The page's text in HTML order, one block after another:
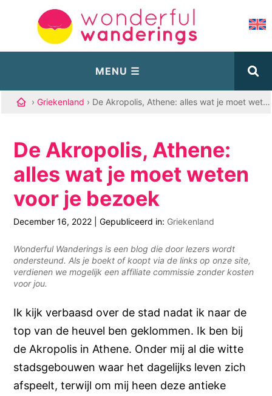
›Griekenland › De Akropolis, Athene: alles wat je moet weten voor je bezoek
De Akropolis, Athene:
alles wat je moet weten
voor je bezoek
December 16, 2022 |Gepubliceerd in: Griekenland
Wonderful Wanderings is een blog die door lezers wordt
ondersteund. Als je boekt of koopt via de links op onze site,
verdienen we mogelijk een affiliate commissie zonder kosten
voor jou.
Ik kijk verbaasd over de stad nadat ik naar de
top van de heuvel ben geklommen. Ik ben bij
de Akropolis in Athene. Onder mij al die witte
stadsgebouwen waar het dagelijks leven zich
afspeelt, terwijl om mij heen deze antieke